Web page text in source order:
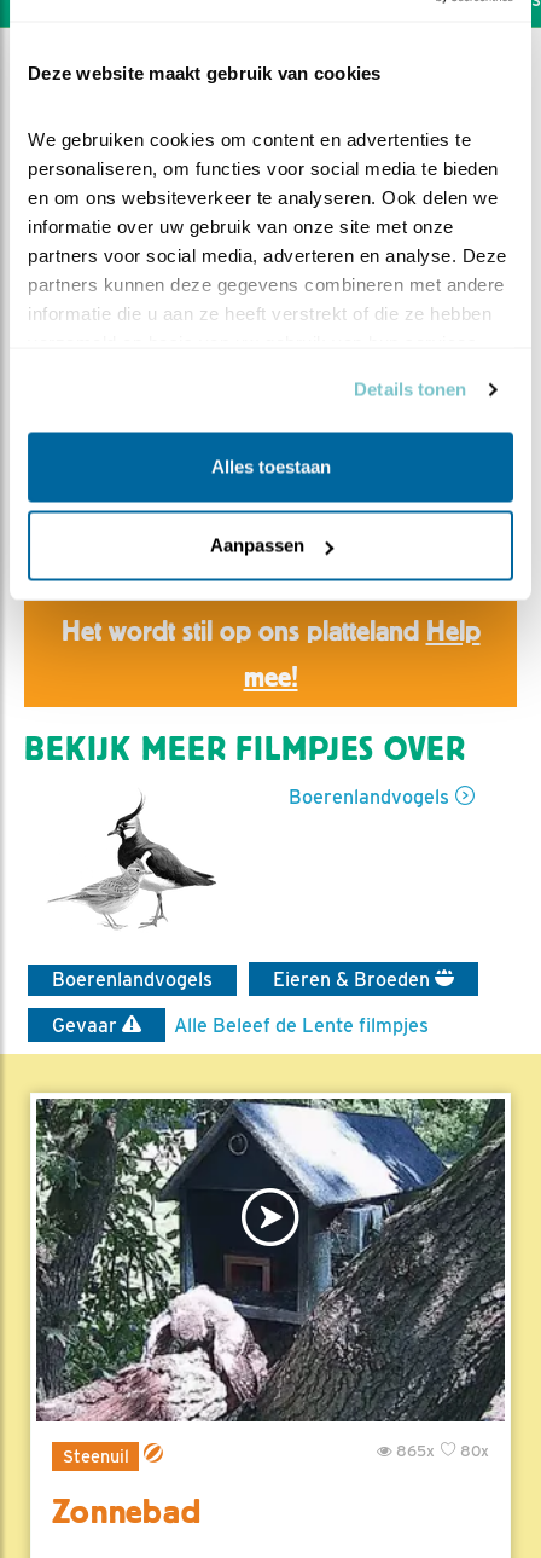
Deze website maakt gebruik van cookies
We gebruiken cookies om content en advertenties te
personaliseren, om functies voor social media te bieden
en om ons websiteverkeer te analyseren. Ook delen we
informatie over uw gebruik van onze site met onze
partners voor social media, adverteren en analyse. Deze
partners kunnen deze gegevens combineren met andere
informatie die u aan ze heeft verstrekt of die ze hebben
Details tonen
Alles toestaan
Aanpassen
Gevaar! of toch niet
Romke Visser | Geplaatst op 3 april 2026, 9:00 |
Vind ik leuk| Bewaar dit filmpje| 130x
Het wordt stil op ons platteland Help
mee!
BEKIJK MEER FILMPJES OVER
Boerenlandvogels
Boerenlandvogels
Eieren & Broeden
Gevaar
Alle Beleef de Lente filmpjes
Steenuil 80x
865x
Zonnebad